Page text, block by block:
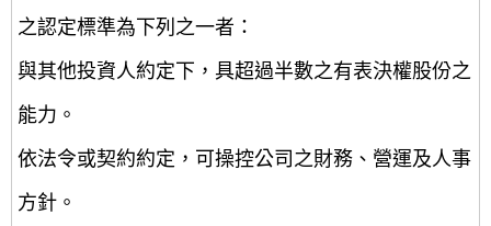
之認定標準為下列之一者：
與其他投資人約定下，具超過半數之有表決權股份之
能力。
依法令或契約約定，可操控公司之財務、營運及人事
方針。